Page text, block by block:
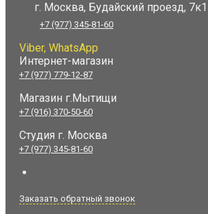
г. Москва, Будайский проезд,
+7 (977) 345-81-60
Viber, WhatsApp
Интернет-магазин
+7 (977) 779-12-87
Магазин г.Мытищи
+7 (916) 370-50-60
Студия г. Москва
+7 (977) 345-81-60
Заказать обратный звонок